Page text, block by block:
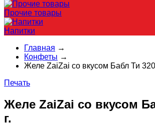
Прочие товары
Напитки
Главная →
Конфеты →
Желе ZaiZai со вкусом Бабл Ти 320
Печать
Желе ZaiZai со вкусом
г.